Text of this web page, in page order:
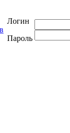
Логин
Пароль